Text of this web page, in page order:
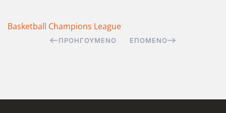
Basketball Champions League
ΠΡΟΗΓΟΎΜΕΝΟ ΕΠΌΜΕΝΟ